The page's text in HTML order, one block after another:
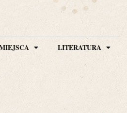
LITERATURA